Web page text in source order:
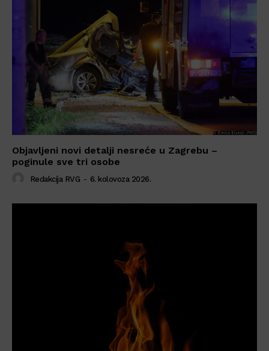
Objavljeni novi detalji nesreće u Zagrebu –
poginule sve tri osobe
Redakcija RVG - 6. kolovoza 2026.